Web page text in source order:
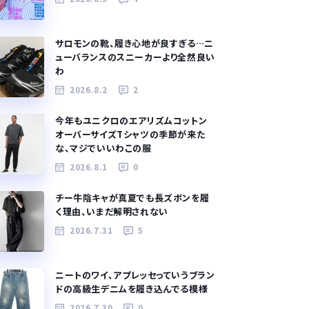
サロモンの靴、履き心地が良すぎる…ニ
ューバランスのスニーカーより全然良い
わ
2026.8.2 2
今年もユニクロのエアリズムコットン
オーバーサイズTシャツの季節が来た
な、マジでいいわこの服
2026.8.1 0
チー牛陰キャが真夏でも長ズボンを履
く理由、いまだ解明されない
2026.7.31 5
ニートのワイ、アプレッセっていうブラン
ドの高級生デニムを履き込んでる模様